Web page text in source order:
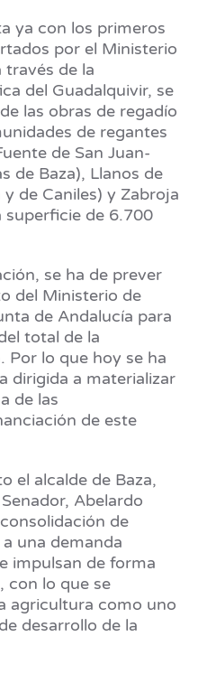
ya con los primeros
por el Ministerio
través de la
del Guadalquivir, se
las obras de regadío
de regantes
de San Juan-
de Baza), Llanos de
de Caniles) y Zabroja
superficie de 6.700
se ha de prever
del Ministerio de
de Andalucía para
total de la
Por lo que hoy se ha
dirigida a materializar
de las
de este
el alcalde de Baza,
Abelardo
de
una demanda
impulsan de forma
con lo que se
agricultura como uno
desarrollo de la